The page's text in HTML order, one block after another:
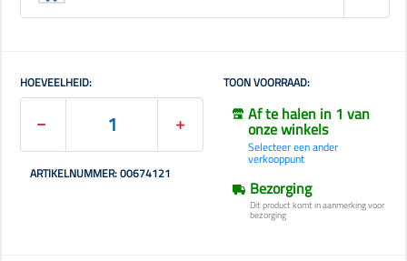
HOEVEELHEID:
ARTIKELNUMMER: 00674121
TOON VOORRAAD:
Af te halen in 1 van
onze winkels
Selecteer een ander
verkooppunt
Bezorging
Dit product komt in aanmerking voor
bezorging